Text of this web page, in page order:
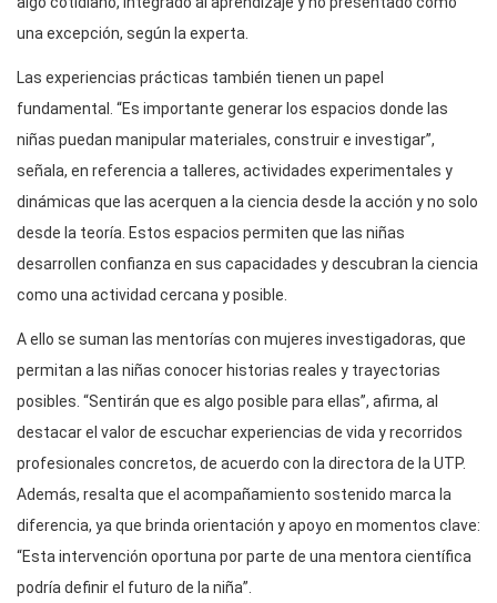
una excepción, según la experta.
Las experiencias prácticas también tienen un papel
fundamental. “Es importante generar los espacios donde las
niñas puedan manipular materiales, construir e investigar”,
señala, en referencia a talleres, actividades experimentales y
dinámicas que las acerquen a la ciencia desde la acción y no solo
desde la teoría. Estos espacios permiten que las niñas
desarrollen confianza en sus capacidades y descubran la ciencia
como una actividad cercana y posible.
A ello se suman las mentorías con mujeres investigadoras, que
permitan a las niñas conocer historias reales y trayectorias
posibles. “Sentirán que es algo posible para ellas”, afirma, al
destacar el valor de escuchar experiencias de vida y recorridos
profesionales concretos, de acuerdo con la directora de la UTP.
Además, resalta que el acompañamiento sostenido marca la
diferencia, ya que brinda orientación y apoyo en momentos clave:
“Esta intervención oportuna por parte de una mentora científica
podría definir el futuro de la niña”.